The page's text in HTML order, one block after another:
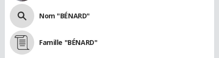
Nom "BÉNARD"
Famille "BÉNARD"